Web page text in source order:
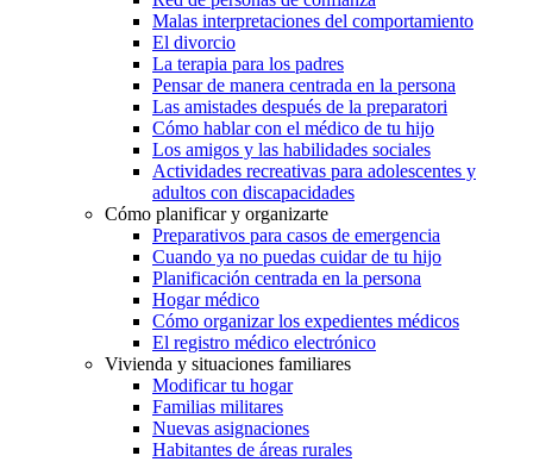
Malas interpretaciones del comportamiento
El divorcio
La terapia para los padres
Pensar de manera centrada en la persona
Las amistades después de la preparatori
Cómo hablar con el médico de tu hijo
Los amigos y las habilidades sociales
Actividades recreativas para adolescentes y
adultos con discapacidades
Cómo planificar y organizarte
Preparativos para casos de emergencia
Cuando ya no puedas cuidar de tu hijo
Planificación centrada en la persona
Hogar médico
Cómo organizar los expedientes médicos
El registro médico electrónico
Vivienda y situaciones familiares
Modificar tu hogar
Familias militares
Nuevas asignaciones
Habitantes de áreas rurales